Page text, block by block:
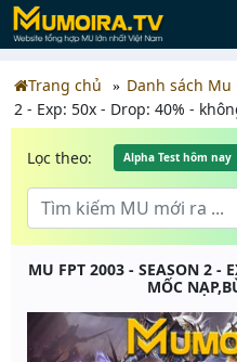
Trang chủ Danh sách Mu
2 - Exp: 50x - Drop: 40% -
Lọc theo: Alpha Test hôm nay
MU FPT 2003 - SEASON 2 -
MỐC